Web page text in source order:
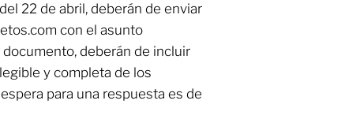
22 de abril, deberán de enviar
con el asunto
documento, deberán de incluir
y completa de los
para una respuesta es de